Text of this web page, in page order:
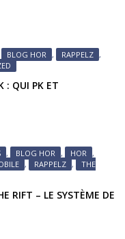
BLOG HOR , RAPPELZ ,
: QUI PK ET
, BLOG HOR , HOR ,
, RAPPELZ ,
THE
RIFT – LE SYSTÈME DE